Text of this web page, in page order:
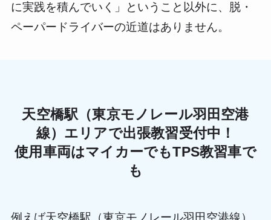
に実践を積んでいく」ということ以外に、脱・
ペーパードライバーの近道はありません。
天空橋駅（東京モノレール羽田空港
線）エリアで出張教習受付中！
使用車両はマイカーでもTPS教習車で
も
例えば天空橋駅（東京モノレール羽田空港線）